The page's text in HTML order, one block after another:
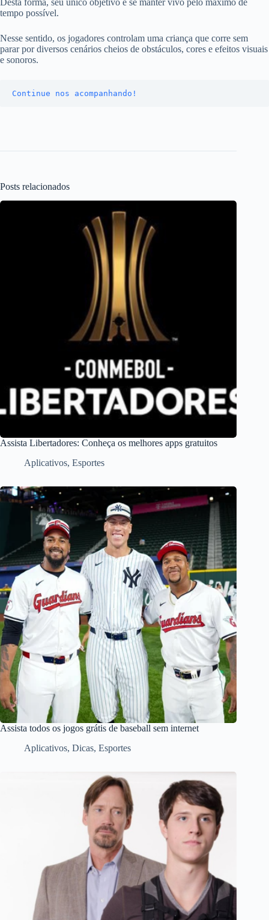
tempo possível.
Nesse sentido, os jogadores controlam uma criança que corre sem
parar por diversos cenários cheios de obstáculos, cores e efeitos visuais
e sonoros.
Continue nos acompanhando!
Posts relacionados
Assista Libertadores: Conheça os melhores apps gratuitos
Aplicativos, Esportes
Assista todos os jogos grátis de baseball sem internet
Aplicativos, Dicas, Esportes